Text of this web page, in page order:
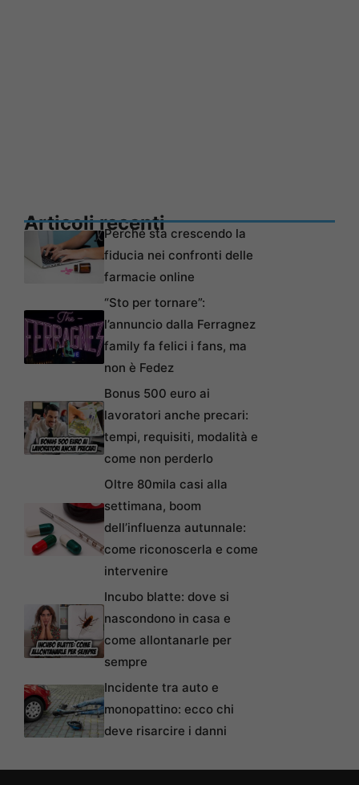
Articoli recentiPerché sta crescendo la
fiducia nei confronti delle
farmacie online
“Sto per tornare”:
l’annuncio dalla Ferragnez
family fa felici i fans, ma
non è Fedez
Bonus 500 euro ai
lavoratori anche precari:
tempi, requisiti, modalità e
come non perderlo
Oltre 80mila casi alla
settimana, boom
dell’influenza autunnale:
come riconoscerla e come
intervenire
Incubo blatte: dove si
nascondono in casa e
come allontanarle per
sempre
Incidente tra auto e
monopattino: ecco chi
deve risarcire i danni